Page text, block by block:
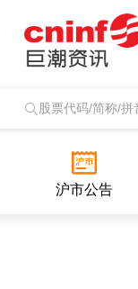
股票代码/简称/拼
沪市公告